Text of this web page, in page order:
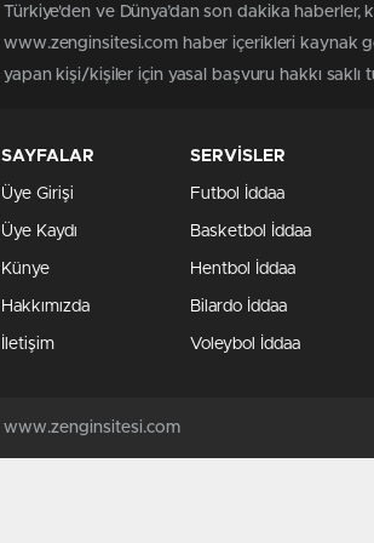
Türkiye'den ve Dünya’dan son dakika
www.zenginsitesi.com haber içerikleri kaynak
yapan kişi/kişiler için yasal başvuru hakkı
SAYFALAR
Üye Girişi
Üye Kaydı
Künye
Hakkımızda
İletişim
SERVİSLER
Futbol İddaa
Basketbol İddaa
Hentbol İddaa
Bilardo İddaa
Voleybol İddaa
www.zenginsitesi.com